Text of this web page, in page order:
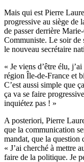
Mais qui est Pierre
progressive au siège de
de passer derrière
Communiste. Le soir de
le nouveau secrétaire
« Je viens d’être élu,
région Île-de-France et
C’est aussi simple que
ça va se faire
inquiétez pas ! »
A posteriori, Pierre
que la communication
mandat, que la question
« J’ai cherché à mettre
faire de la politique. Je